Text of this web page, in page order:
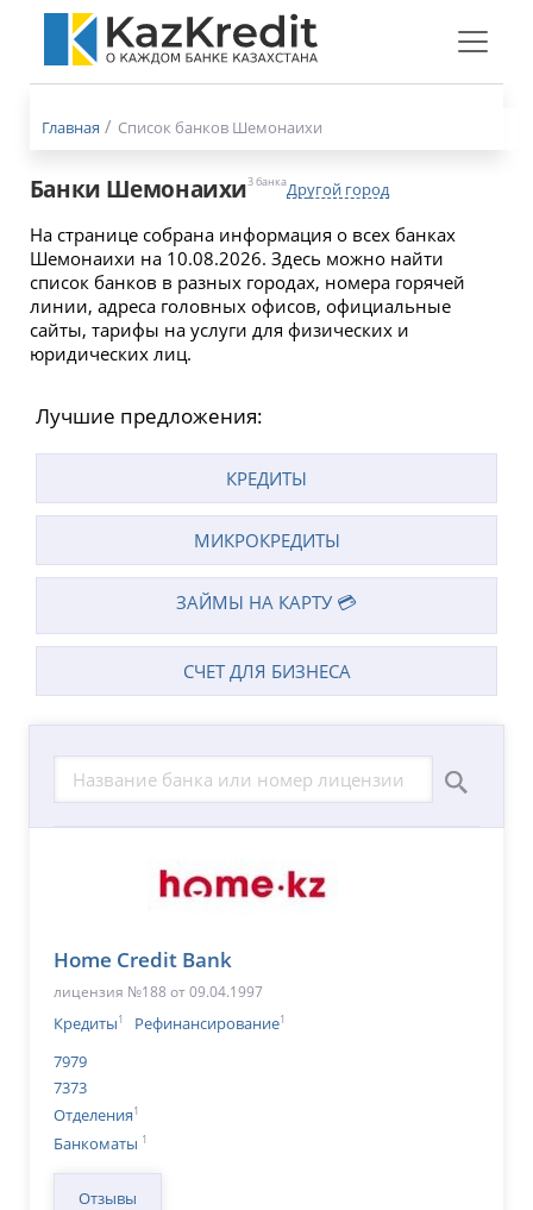
Меню
Главная Список банков Шемонаихи
Банки Шемонаихи3 банкаДругой город
На странице собрана информация о всех банках
Шемонаихи на 10.08.2026. Здесь можно найти
список банков в разных городах, номера горячей
линии, адреса головных офисов, официальные
сайты, тарифы на услуги для физических и
юридических лиц.
Лучшие предложения:
КРЕДИТЫ
МИКРОКРЕДИТЫ
ЗАЙМЫ НА КАРТУ 💳
СЧЕТ ДЛЯ БИЗНЕСА
Home Credit Bank
лицензия №188 от 09.04.1997
Кредиты1 Рефинансирование1
7979
7373
Отделения1
Банкоматы 1
Отзывы